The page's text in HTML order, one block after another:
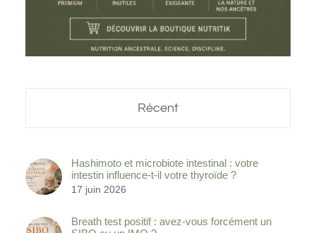
Récent
Hashimoto et microbiote intestinal : votre
intestin influence-t-il votre thyroïde ?
17 juin 2026
Breath test positif : avez-vous forcément un